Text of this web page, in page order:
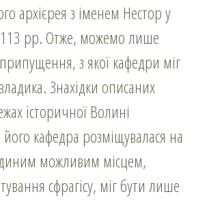
архієрея з іменем Нестор у
рр. Отже, можемо лише
з якої кафедри міг
Знахідки описаних
історичної Волині
кафедра розміщувалася на
можливим місцем,
сфрагісу, міг бути лише